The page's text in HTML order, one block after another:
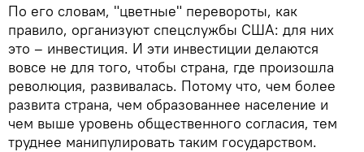
По его словам, "цветные" перевороты, как
правило, организуют спецслужбы США: для них
это – инвестиция. И эти инвестиции делаются
вовсе не для того, чтобы страна, где произошла
революция, развивалась. Потому что, чем более
развита страна, чем образованнее население и
чем выше уровень общественного согласия, тем
труднее манипулировать таким государством.